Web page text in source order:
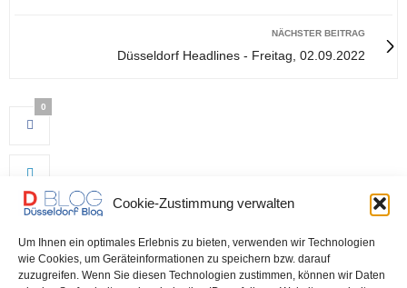
Cookie-Zustimmung verwalten
Um Ihnen ein optimales Erlebnis zu bieten, verwenden wir Technologien
wie Cookies, um Geräteinformationen zu speichern bzw. darauf
zuzugreifen. Wenn Sie diesen Technologien zustimmen, können wir Daten
NÄCHSTER BEITRAG
Düsseldorf Headlines - Freitag, 02.09.2022
0